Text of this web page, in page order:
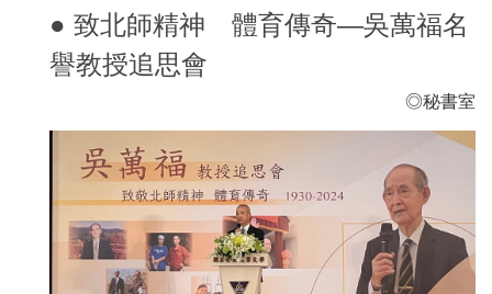
● 致北師精神 體育傳奇—吳萬福名
譽教授追思會
◎秘書室